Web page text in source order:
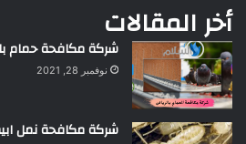
أخر المقالات
شركة مكافحة حمام
نوفمبر 28, 2021
شركة مكافحة نمل